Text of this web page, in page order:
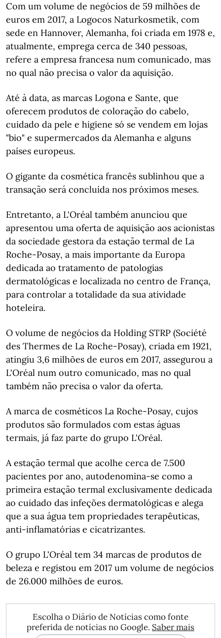
Com um volume de negócios de 59 milhões de
euros em 2017, a Logocos Naturkosmetik, com
sede en Hannover, Alemanha, foi criada em 1978 e,
atualmente, emprega cerca de 340 pessoas,
refere a empresa francesa num comunicado, mas
no qual não precisa o valor da aquisição.
Até à data, as marcas Logona e Sante, que
oferecem produtos de coloração do cabelo,
cuidado da pele e higiene só se vendem em lojas
"bio" e supermercados da Alemanha e alguns
países europeus.
O gigante da cosmética francês sublinhou que a
transação será concluída nos próximos meses.
Entretanto, a L'Oréal também anunciou que
apresentou uma oferta de aquisição aos acionistas
da sociedade gestora da estação termal de La
Roche-Posay, a mais importante da Europa
dedicada ao tratamento de patologias
dermatológicas e localizada no centro de França,
para controlar a totalidade da sua atividade
hoteleira.
O volume de negócios da Holding STRP (Société
des Thermes de La Roche-Posay), criada em 1921,
atingiu 3,6 milhões de euros em 2017, assegurou a
L'Oréal num outro comunicado, mas no qual
também não precisa o valor da oferta.
A marca de cosméticos La Roche-Posay, cujos
produtos são formulados com estas águas
termais, já faz parte do grupo L'Oréal.
A estação termal que acolhe cerca de 7.500
pacientes por ano, autodenomina-se como a
primeira estação termal exclusivamente dedicada
ao cuidado das infeções dermatológicas e alega
que a sua água tem propriedades terapêuticas,
anti-inflamatórias e cicatrizantes.
O grupo L'Oréal tem 34 marcas de produtos de
beleza e registou em 2017 um volume de negócios
de 26.000 milhões de euros.
Escolha o Diário de Notícias como fonte
preferida de notícias no Google. Saber mais